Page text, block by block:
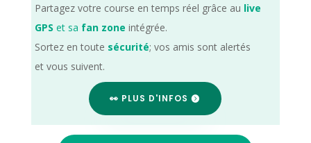
Partagez votre course en temps réel grâce au live
GPS et sa fan zone intégrée.
Sortez en toute sécurité; vos amis sont alertés
et vous suivent.
👀 PLUS D'INFOS